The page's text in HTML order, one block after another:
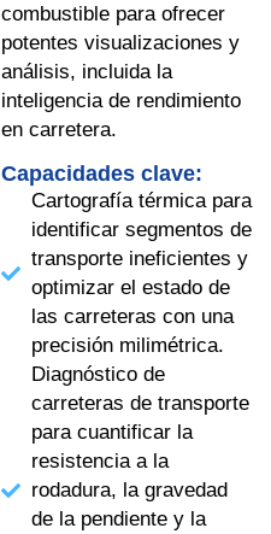
combustible para ofrecer
potentes visualizaciones y
análisis, incluida la
inteligencia de rendimiento
en carretera.
Capacidades clave:
Cartografía térmica para
identificar segmentos de
transporte ineficientes y
optimizar el estado de
las carreteras con una
precisión milimétrica.
Diagnóstico de
carreteras de transporte
para cuantificar la
resistencia a la
rodadura, la gravedad
de la pendiente y la